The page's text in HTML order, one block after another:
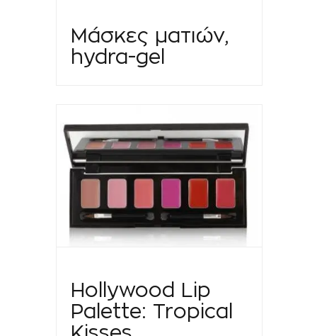
Μάσκες ματιών,
hydra-gel
Hollywood Lip
Palette: Tropical